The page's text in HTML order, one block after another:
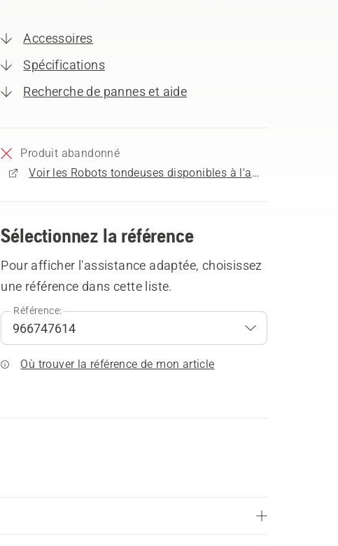
Accessoires
Spécifications
Recherche de pannes et aide
Produit abandonné
Voir les Robots tondeuses disponibles à l'achat
Sélectionnez la référence
Pour afficher l'assistance adaptée, choisissez
une référence dans cette liste.
Référence:
Où trouver la référence de mon article